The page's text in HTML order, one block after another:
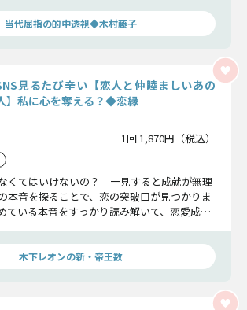
当代屈指の的中透視◆木村藤子
見るたび辛い【恋人と仲睦ましいあの
】私に心を奪える？◆恋縁
1回 1,870円（税込）
くてはいけないの？ 一見すると成就が無理
本音を探ることで、恋の突破口が見つかりま
ている本音をすっかり読み解いて、恋愛成就
木下レオンの新・帝王数